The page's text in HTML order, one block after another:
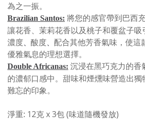
為之一振。
Brazilian Santos: 將您的感官帶到巴西
讓花香、茉莉花香以及桃子和覆盆子
濃度
酸度
配合其他芳香氣味，使這
優雅氣息的理想選擇。
Double Africanas: 沉浸在黑巧克力的香
的濃郁口感中。甜味和煙燻味營造出
難忘的印象。
淨重: 12克 x 3包 (味道隨機發放)